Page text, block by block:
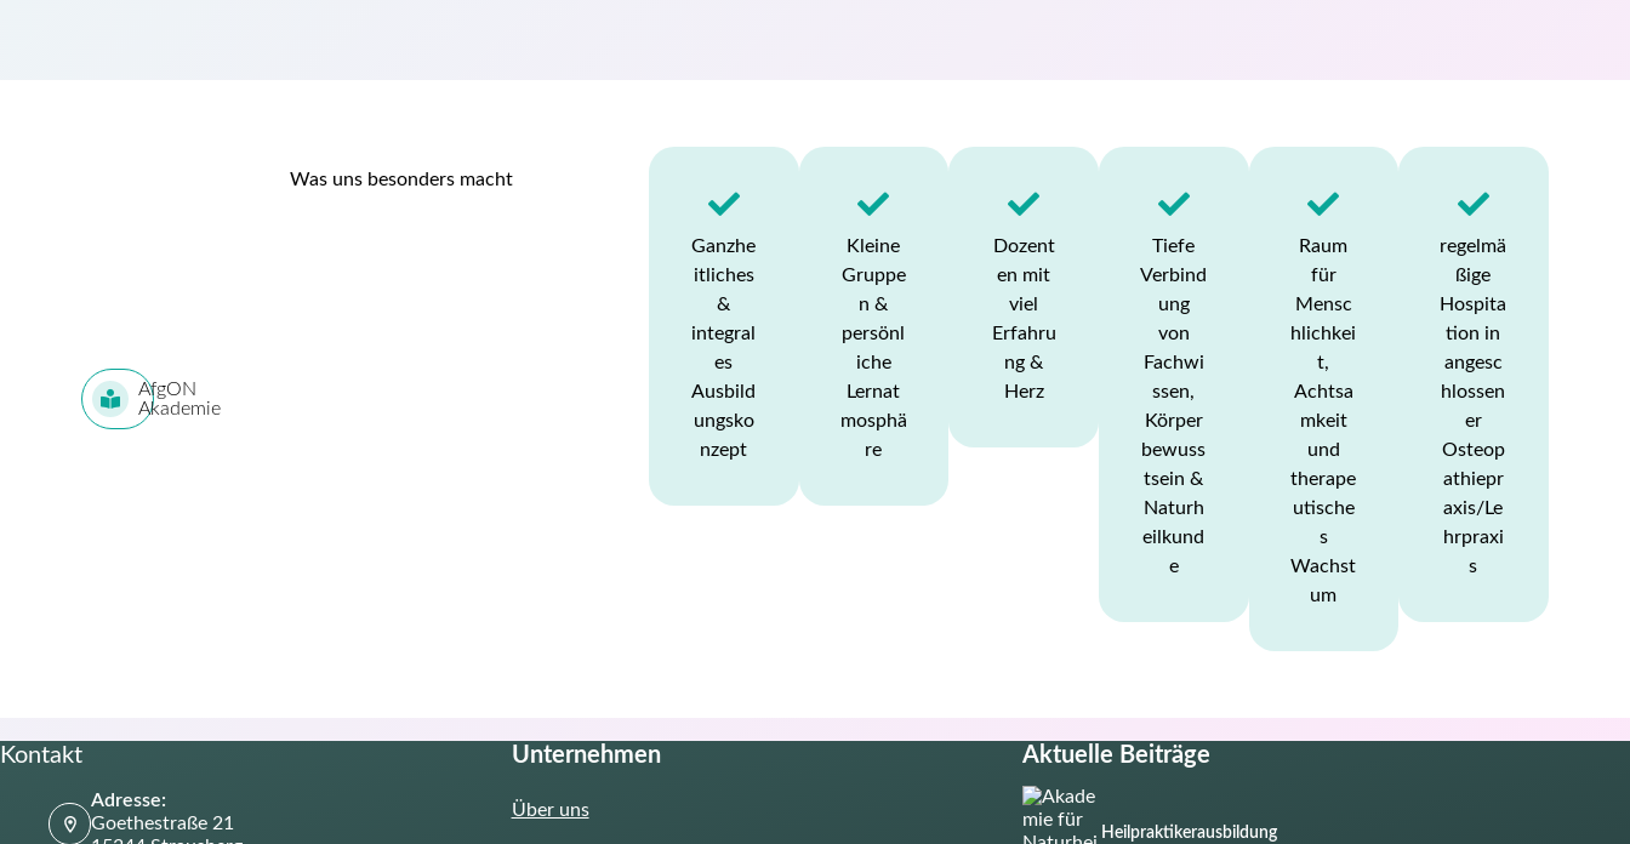
AfgON
Akademie
Was uns besonders macht
Ganzhe
itliches
&
integral
es
Ausbild
ungsko
nzept
Kleine
Gruppe
n &
persönl
iche
Lernat
mosphä
re
Dozent
en mit
viel
Erfahru
ng &
Herz
Tiefe
Verbind
ung
von
Fachwi
ssen,
Körper
bewuss
tsein &
Naturh
eilkund
e
Raum
für
Mensc
hlichkei
t,
Achtsa
mkeit
und
therape
utische
s
Wachst
um
regelmä
ßige
Hospita
tion in
angesc
hlossen
er
Osteop
athiepr
axis/Le
hrpraxi
s
Kontakt
Adresse:
Goethestraße 21
Unternehmen
Über uns
Aktuelle Beiträge
Heilpraktikerausbildung